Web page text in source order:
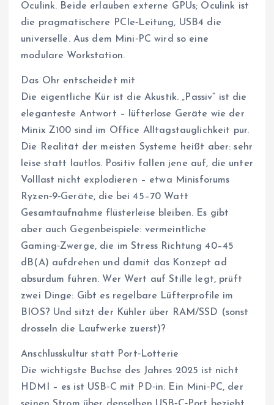
Oculink. Beide erlauben externe GPUs; Oculink ist
die pragmatischere PCIe‑Leitung, USB4 die
universelle. Aus dem Mini‑PC wird so eine
modulare Workstation.
Das Ohr entscheidet mit
Die eigentliche Kür ist die Akustik. „Passiv“ ist die
eleganteste Antwort – lüfterlose Geräte wie der
Minix Z100 sind im Office Alltagstauglichkeit pur.
Die Realität der meisten Systeme heißt aber: sehr
leise statt lautlos. Positiv fallen jene auf, die unter
Volllast nicht explodieren – etwa Minisforums
Ryzen‑9‑Geräte, die bei 45–70 Watt
Gesamtaufnahme flüsterleise bleiben. Es gibt
aber auch Gegenbeispiele: vermeintliche
Gaming‑Zwerge, die im Stress Richtung 40–45
dB(A) aufdrehen und damit das Konzept ad
absurdum führen. Wer Wert auf Stille legt, prüft
zwei Dinge: Gibt es regelbare Lüfterprofile im
BIOS? Und sitzt der Kühler über RAM/SSD (sonst
drosseln die Laufwerke zuerst)?
Anschlusskultur statt Port‑Lotterie
Die wichtigste Buchse des Jahres 2025 ist nicht
HDMI – es ist USB‑C mit PD‑in. Ein Mini‑PC, der